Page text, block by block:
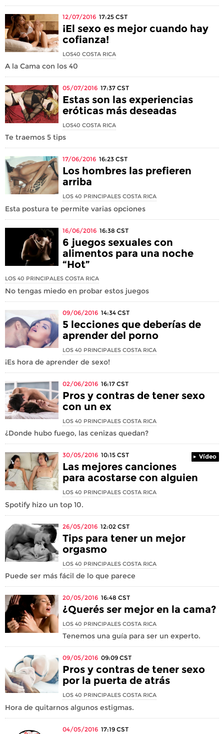
12/07/2016 17:25 CST
¡El sexo es mejor cuando hay
cofianza!
LOS40 COSTA RICA
A la Cama con los 40
05/07/2016 17:37 CST
Estas son las experiencias
eróticas más deseadas
LOS40 COSTA RICA
Te traemos 5 tips
17/06/2016 16:23 CST
Los hombres las prefieren
arriba
LOS 40 PRINCIPALES COSTA RICA
Esta postura te permite varias opciones
16/06/2016 16:38 CST
6 juegos sexuales con
alimentos para una noche
“Hot”
LOS 40 PRINCIPALES COSTA RICA
No tengas miedo en probar estos juegos
09/06/2016 14:34 CST
5 lecciones que deberías de
aprender del porno
LOS 40 PRINCIPALES COSTA RICA
¡Es hora de aprender de sexo!
02/06/2016 16:17 CST
Pros y contras de tener sexo
con un ex
LOS 40 PRINCIPALES COSTA RICA
¿Donde hubo fuego, las cenizas quedan?
30/05/2016 10:15 CST Vídeo
Las mejores canciones
para acostarse con alguien
LOS 40 PRINCIPALES COSTA RICA
Spotify hizo un top 10.
26/05/2016 12:02 CST
Tips para tener un mejor
orgasmo
LOS 40 PRINCIPALES COSTA RICA
Puede ser más fácil de lo que parece
20/05/2016 16:48 CST
¿Querés ser mejor en la cama?
LOS 40 PRINCIPALES COSTA RICA
Tenemos una guía para ser un experto.
09/05/2016 09:09 CST
Pros y contras de tener sexo
por la puerta de atrás
LOS 40 PRINCIPALES COSTA RICA
Hora de quitarnos algunos estigmas.
04/05/2016 17:19 CST